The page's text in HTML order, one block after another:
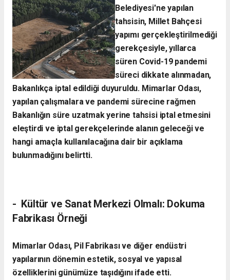
Belediyesi'ne yapılan
tahsisin, Millet Bahçesi
yapımı gerçekleştirilmediği
gerekçesiyle, yıllarca
süren Covid-19 pandemi
süreci dikkate alınmadan,
Bakanlıkça iptal edildiği duyuruldu. Mimarlar Odası,
yapılan çalışmalara ve pandemi sürecine rağmen
Bakanlığın süre uzatmak yerine tahsisi iptal etmesini
eleştirdi ve iptal gerekçelerinde alanın geleceği ve
hangi amaçla kullanılacağına dair bir açıklama
bulunmadığını belirtti.
- ​ Kültür ve Sanat Merkezi Olmalı: Dokuma
Fabrikası Örneği
​Mimarlar Odası, Pil Fabrikası ve diğer endüstri
yapılarının dönemin estetik, sosyal ve yapısal
özelliklerini günümüze taşıdığını ifade etti.